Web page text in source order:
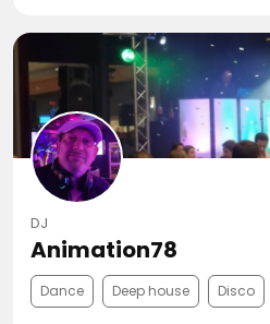
DJ
Animation78
Dance Deep house Disco